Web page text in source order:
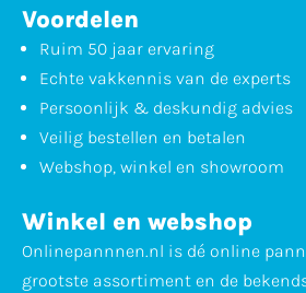
Voordelen
Ruim 50 jaar ervaring
Echte vakkennis van de experts
Persoonlijk & deskundig advies
Veilig bestellen en betalen
Webshop, winkel en showroom
Winkel en webshop
Onlinepannnen.nl is dé online
grootste assortiment en de